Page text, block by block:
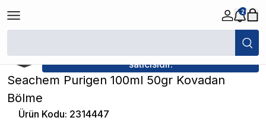
2
/ Seachem Purigen 100ml 50gr
satıcısıdır.
Seachem Purigen 100ml 50gr Kovadan
Bölme
Ürün Kodu: 2314447